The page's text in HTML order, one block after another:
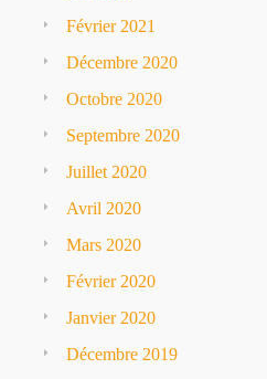
Février 2021
Décembre 2020
Octobre 2020
Septembre 2020
Juillet 2020
Avril 2020
Mars 2020
Février 2020
Janvier 2020
Décembre 2019